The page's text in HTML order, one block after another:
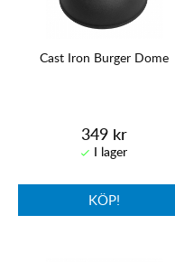
Cast Iron Burger Dome
349 kr
KÖP!